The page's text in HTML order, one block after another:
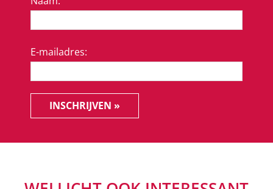
E-mailadres:
INSCHRIJVEN »